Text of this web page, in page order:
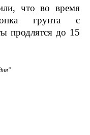
что во время
грунта с
продлятся до 15